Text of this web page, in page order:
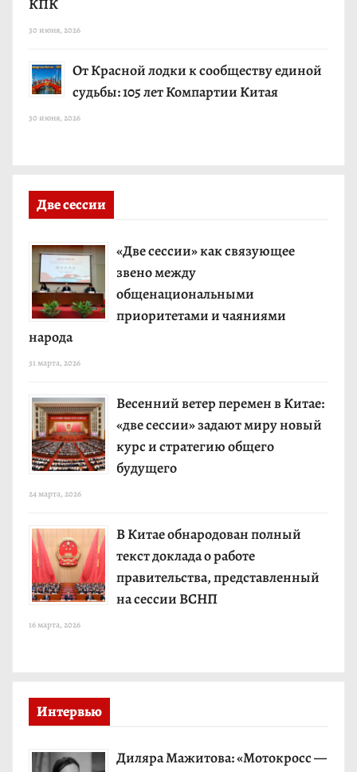
КПК
30 июня, 2026
От Красной лодки к сообществу единой
судьбы: 105 лет Компартии Китая
30 июня, 2026
Две сессии
«Две сессии» как связующее
звено между
общенациональными
приоритетами и чаяниями
народа
31 марта, 2026
Весенний ветер перемен в Китае:
«две сессии» задают миру новый
курс и стратегию общего
будущего
24 марта, 2026
В Китае обнародован полный
текст доклада о работе
правительства, представленный
на сессии ВСНП
16 марта, 2026
Интервью
Диляра Мажитова: «Мотокросс —